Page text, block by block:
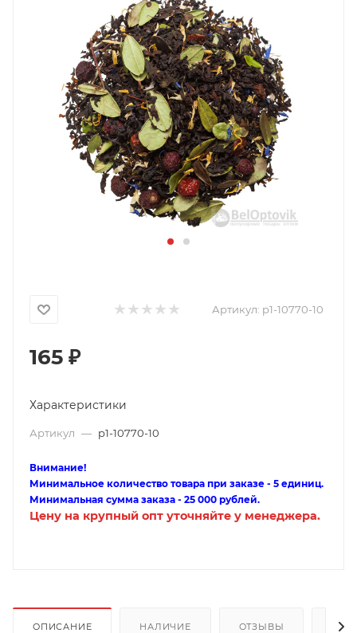
Артикул: p1-10770-10
165 ₽
Характеристики
Артикул — p1-10770-10
Внимание!
Минимальное количество товара при заказе - 5 единиц.
Минимальная сумма заказа - 25 000 рублей.
Цену на крупный опт уточняйте у менеджера.
ОПИСАНИЕ НАЛИЧИЕ ОТЗЫВЫ